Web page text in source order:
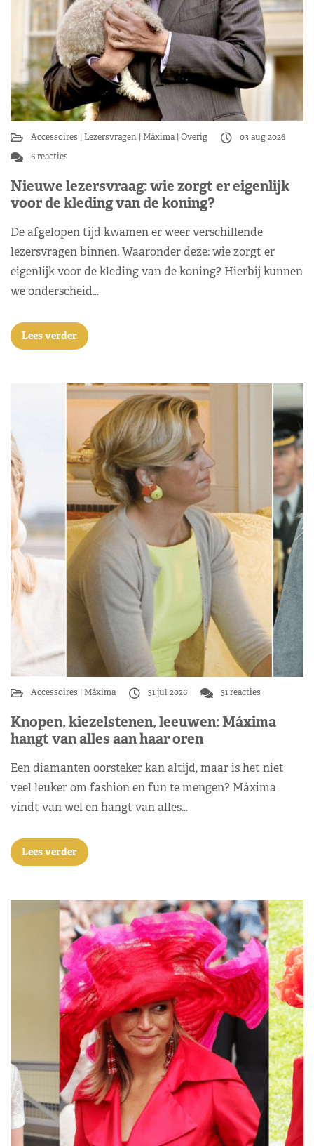
Accessoires Lezersvragen Máxima Overig
03 aug 2026
6 reacties
Nieuwe lezersvraag: wie zorgt er eigenlijk
voor de kleding van de koning?
De afgelopen tijd kwamen er weer verschillende
lezersvragen binnen. Waaronder deze: wie zorgt er
eigenlijk voor de kleding van de koning? Hierbij kunnen
we onderscheid…
Lees verder
Accessoires Máxima 31 jul 2026 31 reacties
Knopen, kiezelstenen, leeuwen: Máxima
hangt van alles aan haar oren
Een diamanten oorsteker kan altijd, maar is het niet
veel leuker om fashion en fun te mengen? Máxima
vindt van wel en hangt van alles…
Lees verder